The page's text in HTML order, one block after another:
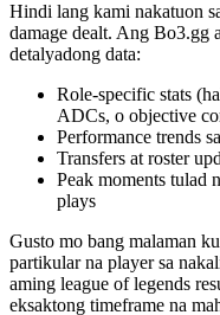
Hindi lang kami nakatuon
damage dealt. Ang Bo3.gg
detalyadong data:
Role-specific stats
ADCs, o objective
Performance trends
Transfers at roster
Peak moments tulad
plays
Gusto mo bang malaman
partikular na player sa
aming league of legends
eksaktong timeframe na